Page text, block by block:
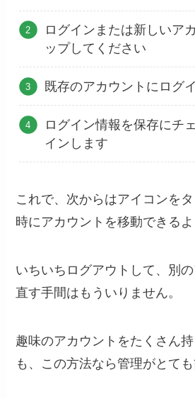
ログインまたは新しいア
ップしてください
既存のアカウントにログ
ログイン情報を保存にチ
インします
これで、次からはアイコンを
時にアカウントを移動できるよ
いちいちログアウトして、別
直す手間はもういりません。
趣味のアカウントをたくさん
も、この方法なら管理がとても